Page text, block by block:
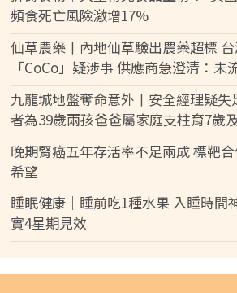
頻食死亡風險激增17%
仙草農藥丨內地仙草驗出農藥超標
「CoCo」疑涉事 供應商急澄清：未
九龍城地盤奪命意外丨安全經理疑失
者為39歲兩孩爸爸屬家庭支柱育7歲
晚期腎癌五年存活率不足兩成 標靶
希望
睡眠健康｜睡前吃1種水果 入睡時間
實4星期見效